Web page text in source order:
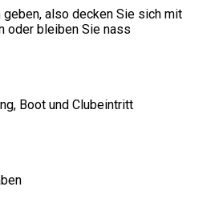
geben, also decken Sie sich mit
oder bleiben Sie nass
Boot und Clubeintritt